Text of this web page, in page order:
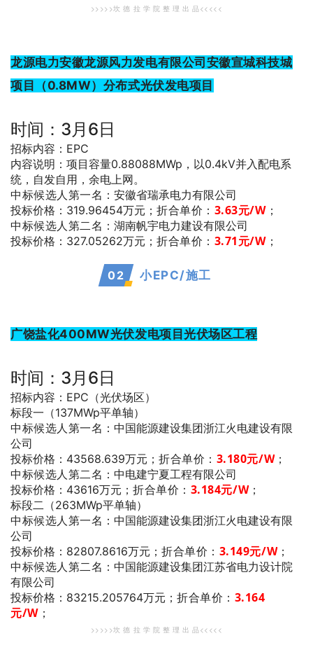
>>>>>坎 德 拉 学 院 整 理 出 品<<<<<
龙源电力安徽龙源风力发电有限公司安徽宣城科技城
项目（0.8MW）分布式光伏发电项目
时间：3月6日
招标内容：EPC
内容说明：项目容量0.88088MWp，以0.4kV并入配电系
统，自发自用，余电上网。
中标候选人第一名 ：安徽省瑞承电力有限公司
投标价格：319.96454万元； 折合单价： 3.63元/W；
中标候选人第二名 ：湖南帆宇电力建设有限公司
投标价格：327.05262万元； 折合单价： 3.71元/W；
02 小EPC/施工
广饶盐化400MW光伏发电项目光伏场区工程
时间：3月6日
招标内容：EPC（光伏场区）
标段一（137MWp平单轴）
中标候选人第一名 ：中国能源建设集团浙江火电建设有限
公司
投标价格：43568.639万元； 折合单价： 3.180元/W ；
中标候选人第二名 ：中电建宁夏工程有限公司
投标价格：43616万元； 折合单价： 3.184元/W ；
标段二（263MWp平单轴）
中标候选人第一名 ：中国能源建设集团浙江火电建设有限
公司
投标价格：82807.8616万元； 折合单价： 3.149元/W ；
中标候选人第二名 ：中国能源建设集团江苏省电力设计院
有限公司
投标价格：83215.205764万元； 折合单价： 3.164
元/W；
>>>>>坎 德 拉 学 院 整 理 出 品<<<<<